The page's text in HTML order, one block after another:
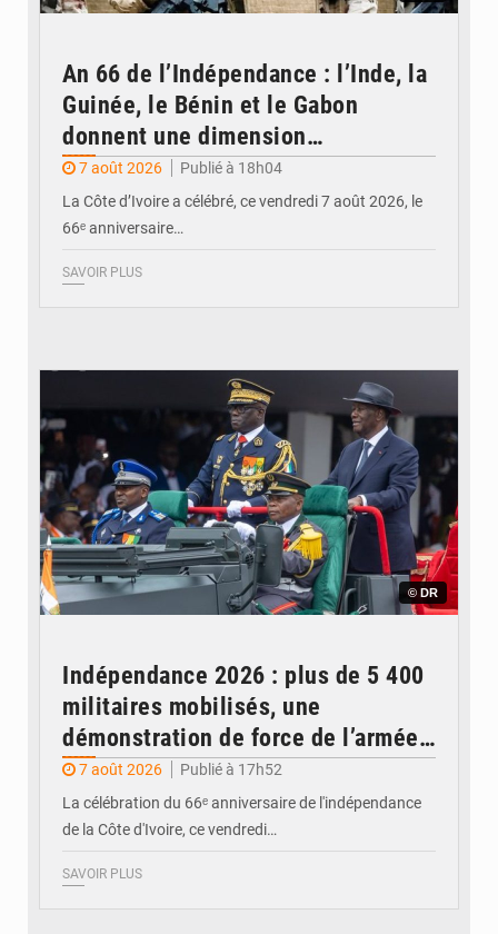
An 66 de l’Indépendance : l’Inde, la
Guinée, le Bénin et le Gabon
donnent une dimension
internationale au défilé de
Yopougon
7 août 2026
Publié à 18h04
La Côte d’Ivoire a célébré, ce vendredi 7 août 2026, le
66ᵉ anniversaire…
SAVOIR PLUS
© DR
Indépendance 2026 : plus de 5 400
militaires mobilisés, une
démonstration de force de l’armée
ivoirienne à Yopougon
7 août 2026
Publié à 17h52
La célébration du 66ᵉ anniversaire de l'indépendance
de la Côte d'Ivoire, ce vendredi…
SAVOIR PLUS